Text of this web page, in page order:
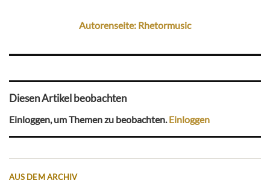
Autorenseite: Rhetormusic
Diesen Artikel beobachten
Einloggen, um Themen zu beobachten.Einloggen
AUS DEM ARCHIV